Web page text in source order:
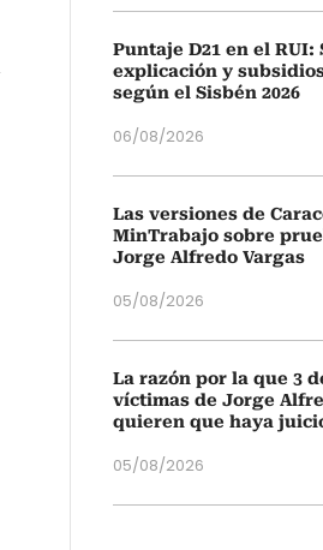
Puntaje D21 en el
explicación y
según el Sisbén 2026
06/08/2026
Las versiones de
MinTrabajo sobre
Jorge Alfredo Vargas
05/08/2026
La razón por la que 3
víctimas de Jorge
quieren que haya
05/08/2026